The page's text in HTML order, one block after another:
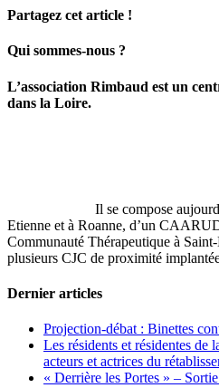
Partagez cet article !
Facebook
X
LinkedIn
Email
Qui sommes-nous ?
L’association Rimbaud est un
dans la Loire.
Il se compose
Etienne et à Roanne, d’un
Communauté Thérapeutique à
plusieurs CJC de proximité
Dernier articles
Projection-débat : Binettes
Les résidents et résidentes de
acteurs et actrices du
« Derrière les Portes » –